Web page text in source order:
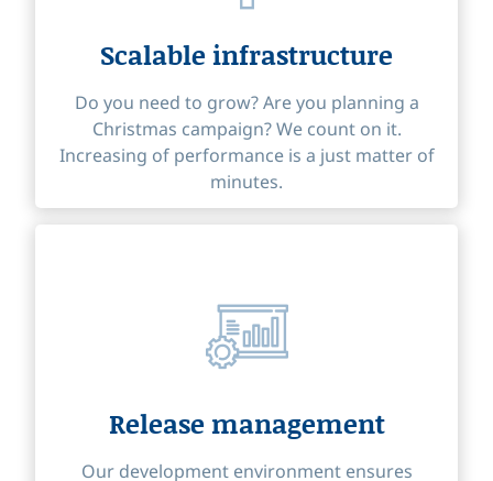
Scalable infrastructure
Do you need to grow? Are you planning a
Christmas campaign? We count on it.
Increasing of performance is a just matter of
minutes.
Release management
Our development environment ensures